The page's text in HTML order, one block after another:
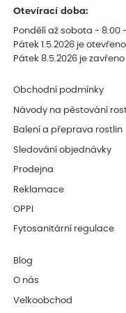
Otevírací doba:
Pondělí až sobota - 8:00 -
Pátek 1.5.2026 je otevřeno
Pátek 8.5.2026 je zavřeno
Obchodní podmínky
Návody na pěstování
Balení a přeprava rostlin
Sledování objednávky
Prodejna
Reklamace
OPPI
Fytosanitární regulace
Blog
O nás
Velkoobchod